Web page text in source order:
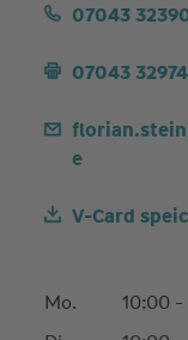
07043
07043 32974
e
V-Card
Mo. 10:00 -